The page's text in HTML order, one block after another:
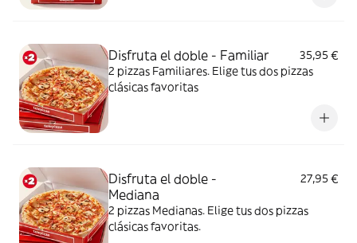
Disfruta el doble - Familiar
35,95 €
2 pizzas Familiares. Elige tus dos pizzas
clásicas favoritas
Disfruta el doble -
Mediana
27,95 €
2 pizzas Medianas. Elige tus dos pizzas
clásicas favoritas.